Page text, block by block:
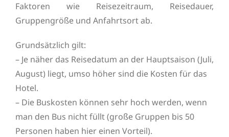
Faktoren wie Reisezeitraum, Reisedauer,
Gruppengröße und Anfahrtsort ab.
Grundsätzlich gilt:
– Je näher das Reisedatum an der Hauptsaison (Juli,
August) liegt, umso höher sind die Kosten für das
Hotel.
– Die Buskosten können sehr hoch werden, wenn
man den Bus nicht füllt (große Gruppen bis 50
Personen haben hier einen Vorteil).